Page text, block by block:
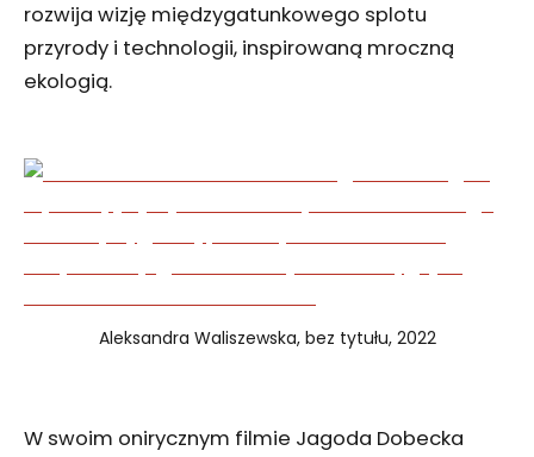
rozwija wizję międzygatunkowego splotu
przyrody i technologii, inspirowaną mroczną
ekologią.
Aleksandra Waliszewska, bez tytułu, 2022
W swoim onirycznym filmie Jagoda Dobecka